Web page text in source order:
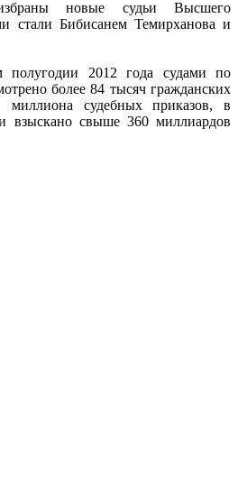
новые судьи Высшего
стали Бибисанем Темирханова и
2012 года судами по
более 84 тысяч гражданских
судебных приказов, в
взыскано свыше 360 миллиардов